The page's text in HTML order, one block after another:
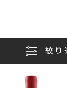
絞り